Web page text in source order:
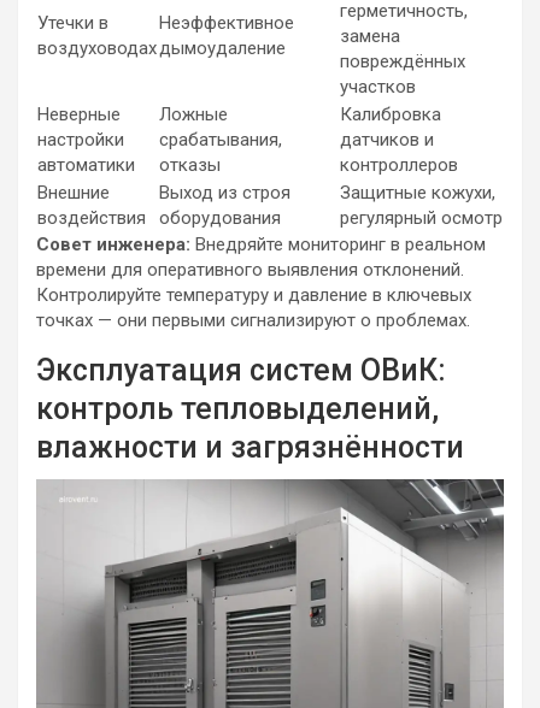
Утечки в
воздуховодах
Неэффективное
дымоудаление
герметичность,
замена
повреждённых
участков
Неверные
настройки
автоматики
Ложные
срабатывания,
отказы
Калибровка
датчиков и
контроллеров
Внешние
воздействия
Выход из строя
оборудования
Защитные кожухи,
регулярный осмотр
Совет инженера: Внедряйте мониторинг в реальном
времени для оперативного выявления отклонений.
Контролируйте температуру и давление в ключевых
точках — они первыми сигнализируют о проблемах.
Эксплуатация систем ОВиК:
контроль тепловыделений,
влажности и загрязнённости